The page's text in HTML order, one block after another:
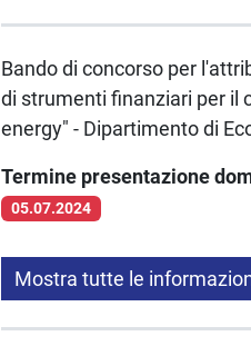
Bando di concorso per
di strumenti finanziari per il
energy" - Dipartimento di
Termine presentazione
05.07.2024
Mostra tutte le